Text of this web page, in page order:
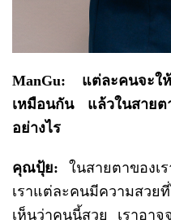
ManGu: แต่ละคนจะ
เหมือนกัน แล้วในสาย
อย่างไร
คุณปุ้ย: ในสายตาของ
เราแต่ละคนมีความสวย
เห็นว่าคนนี้สวย เราอา